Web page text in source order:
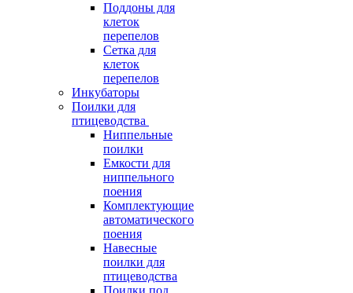
Поддоны для
клеток
перепелов
Сетка для
клеток
перепелов
Инкубаторы
Поилки для
птицеводства
Ниппельные
поилки
Емкости для
ниппельного
поения
Комплектующие
автоматического
поения
Навесные
поилки для
птицеводства
Поилки под